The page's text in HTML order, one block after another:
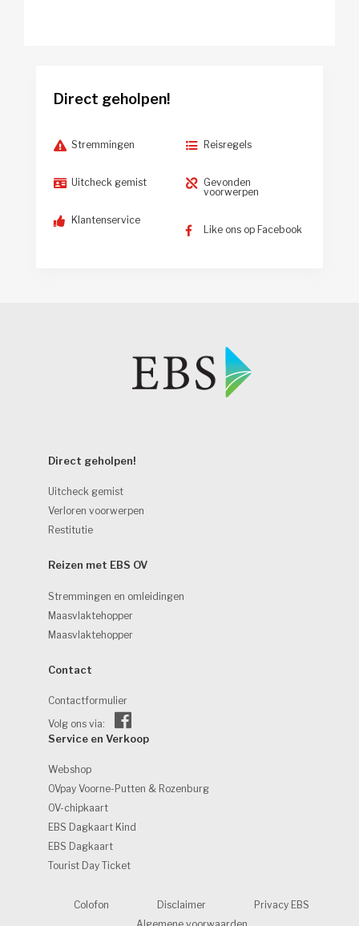
Direct geholpen!
Stremmingen
Uitcheck gemist
Klantenservice
Reisregels
Gevonden
voorwerpen
Like ons op Facebook
Direct geholpen!
Uitcheck gemist
Verloren voorwerpen
Restitutie
Reizen met EBS OV
Stremmingen en omleidingen
Maasvlaktehopper
Maasvlaktehopper
Contact
Contactformulier
Volg ons via:
Service en Verkoop
Webshop
OVpay Voorne-Putten & Rozenburg
OV-chipkaart
EBS Dagkaart Kind
EBS Dagkaart
Tourist Day Ticket
Colofon Disclaimer
Privacy EBS